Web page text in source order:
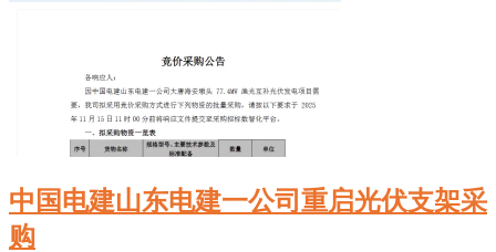
中国电建山东电建一公司重启光伏支架采
购